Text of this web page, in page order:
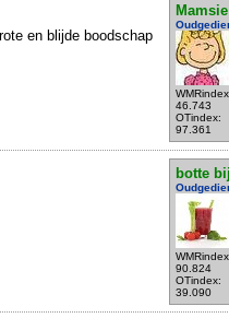
Mamsie
46.743
OTindex:
97.361
en blijde boodschap
botte
90.824
OTindex:
39.090